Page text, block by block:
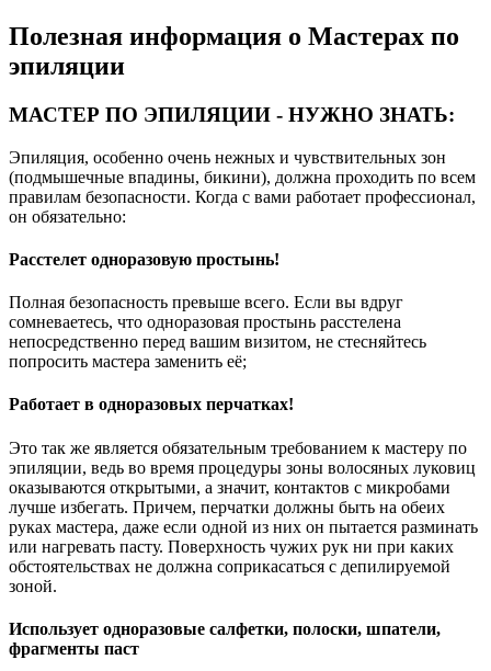
Полезная информация о Мастерах по
эпиляции
МАСТЕР ПО ЭПИЛЯЦИИ - НУЖНО ЗНАТЬ:
Эпиляция, особенно очень нежных и чувствительных зон
(подмышечные впадины, бикини), должна проходить по всем
правилам безопасности. Когда с вами работает профессионал,
он обязательно:
Расстелет одноразовую простынь!
Полная безопасность превыше всего. Если вы вдруг
сомневаетесь, что одноразовая простынь расстелена
непосредственно перед вашим визитом, не стесняйтесь
попросить мастера заменить её;
Работает в одноразовых перчатках!
Это так же является обязательным требованием к мастеру по
эпиляции, ведь во время процедуры зоны волосяных луковиц
оказываются открытыми, а значит, контактов с микробами
лучше избегать. Причем, перчатки должны быть на обеих
руках мастера, даже если одной из них он пытается разминать
или нагревать пасту. Поверхность чужих рук ни при каких
обстоятельствах не должна соприкасаться с депилируемой
зоной.
Использует одноразовые салфетки, полоски, шпатели,
фрагменты паст